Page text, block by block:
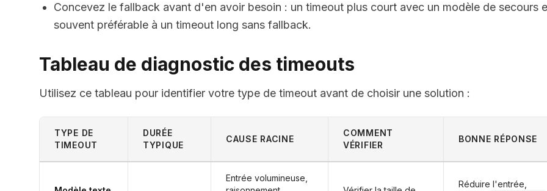
Concevez le fallback avant d'en avoir besoin : un timeout plus court avec un modèle de secours
souvent préférable à un timeout long sans fallback.
Tableau de diagnostic des timeouts
Utilisez ce tableau pour identifier votre type de timeout avant de choisir une solution :
TYPE DE
TIMEOUT
DURÉE
TYPIQUE
CAUSE RACINE
COMMENT
VÉRIFIER
BONNE RÉPONSE
Entrée volumineuse,
Réduire l'entrée,